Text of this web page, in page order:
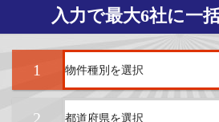
入力で最大6社に一
1
2